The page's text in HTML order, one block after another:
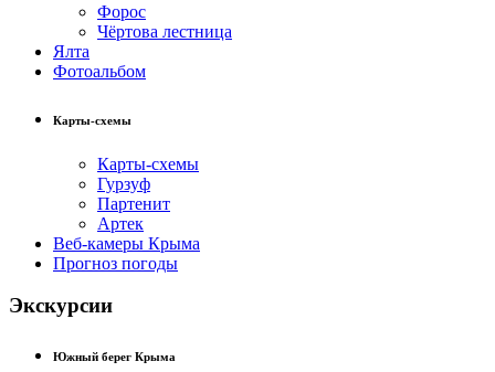
Форос
Чёртова лестница
Ялта
Фотоальбом
Карты-схемы
Карты-схемы
Гурзуф
Партенит
Артек
Веб-камеры Крыма
Прогноз погоды
Экскурсии
Южный берег Крыма